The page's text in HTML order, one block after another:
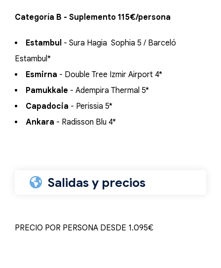
Categoría B - Suplemento 115€/persona
Estambul - Sura Hagia Sophia 5 / Barceló
Estambul*
Esmirna - Double Tree Izmir Airport 4*
Pamukkale - Adempira Thermal 5*
Capadocia - Perissia 5*
Ankara - Radisson Blu 4*
Salidas y precios
PRECIO POR PERSONA DESDE 1.095€